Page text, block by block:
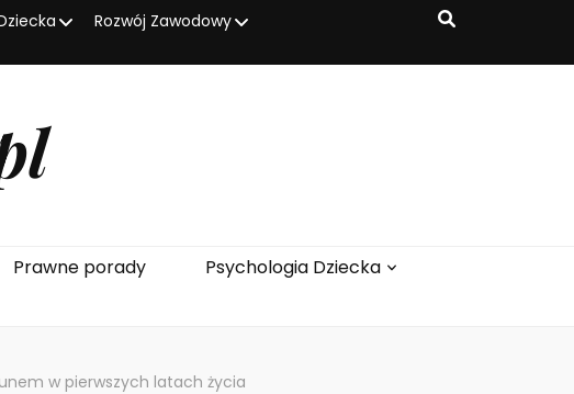
Rozwój Zawodowy
Prawne porady
Psychologia Dziecka
w pierwszych latach życia